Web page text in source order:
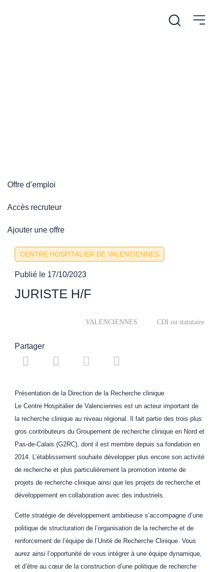
Offre d’emploi
Accès recruteur
Ajouter une offre
CENTRE HOSPITALIER DE VALENCIENNES
Publié le 17/10/2023
JURISTE H/F
VALENCIENNES CDI ou statutaire
Partager
Présentation de la Direction de la Recherche clinique
Le Centre Hospitalier de Valenciennes est un acteur important de
la recherche clinique au niveau régional. Il fait partie des trois plus
gros contributeurs du Groupement de recherche clinique en Nord et
Pas-de-Calais (G2RC), dont il est membre depuis sa fondation en
2014. L’établissement souhaite développer plus encore son activité
de recherche et plus particulièrement la promotion interne de
projets de recherche clinique ainsi que les projets de recherche et
développement en collaboration avec des industriels.
Cette stratégie de développement ambitieuse s’accompagne d’une
politique de structuration de l’organisation de la recherche et de
renforcement de l’équipe de l’Unité de Recherche Clinique. Vous
aurez ainsi l’opportunité de vous intégrer à une équipe dynamique,
et d’être au cœur de la construction d’une politique de recherche